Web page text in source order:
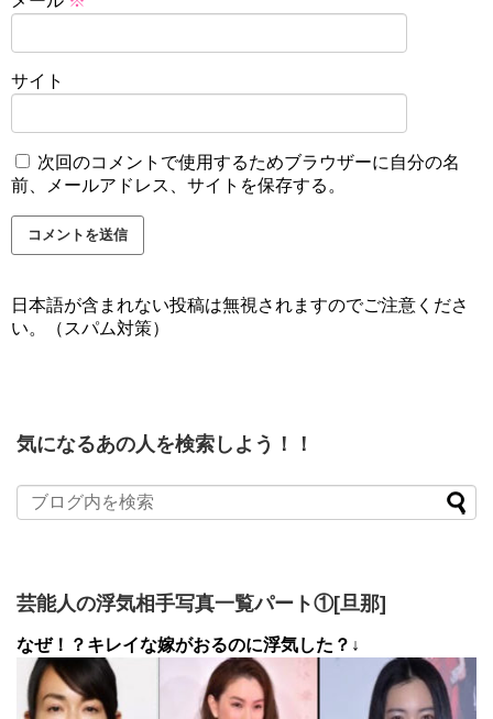
サイト
次回のコメントで使用するためブラウザーに自分の名
前、メールアドレス、サイトを保存する。
日本語が含まれない投稿は無視されますのでご注意くださ
い。（スパム対策）
気になるあの人を検索しよう！！
芸能人の浮気相手写真一覧パート①[旦那]
なぜ！？キレイな嫁がおるのに浮気した？↓